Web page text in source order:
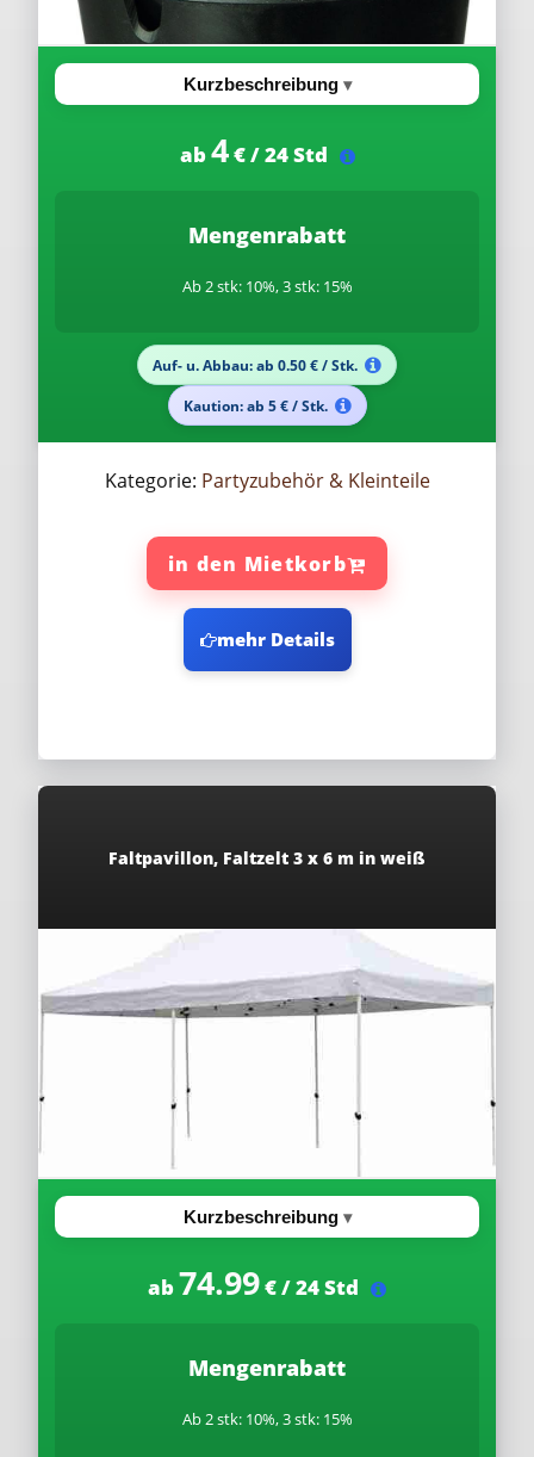
Kurzbeschreibung
ab4€ / 24 Std
Mengenrabatt
Ab 2 stk: 10%, 3 stk: 15%
Auf- u. Abbau: ab 0.50 € / Stk.
Kaution: ab 5 € / Stk.
Kategorie: Partyzubehör & Kleinteile
in den Mietkorb
mehr Details
Faltpavillon, Faltzelt 3 x 6 m in weiß
Kurzbeschreibung
ab74.99€ / 24 Std
Mengenrabatt
Ab 2 stk: 10%, 3 stk: 15%